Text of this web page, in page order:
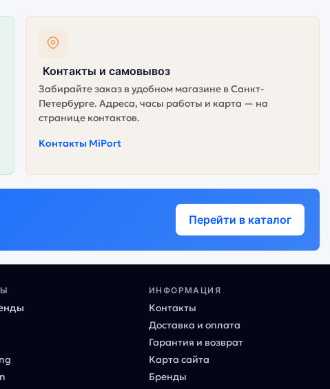
Контакты и самовывоз
Забирайте заказ в удобном магазине в Санкт-
Петербурге. Адреса, часы работы и карта — на
странице контактов.
Контакты MiPort
Перейти в каталог
ИНФОРМАЦИЯ
Контакты
Доставка и оплата
Гарантия и возврат
Карта сайта
Бренды